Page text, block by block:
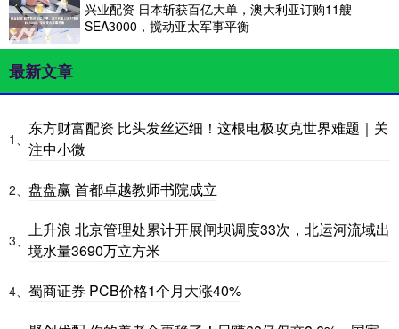
兴业配资 日本斩获百亿大单，澳大利亚订购11艘
SEA3000，搅动亚太军事平衡
最新文章
1、
东方财富配资 比头发丝还细！这根电极攻克世界难题｜关
注中小微
2、 盘盘赢 首都卓越教师书院成立
3、
上升浪 北京管理处累计开展闸坝调度33次，北运河流域出
境水量3690万立方米
4、 蜀商证券 PCB价格1个月大涨40%